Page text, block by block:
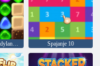
Povratak u Candyland 4: Vrt Lollipop Spajanje 10